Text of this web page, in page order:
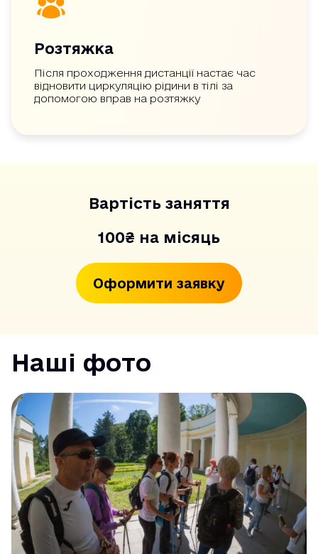
Розтяжка
Після проходження дистанції настає час
відновити циркуляцію рідини в тілі за
допомогою вправ на розтяжку
Вартість заняття
100₴ на місяць
Оформити заявку
Наші фото